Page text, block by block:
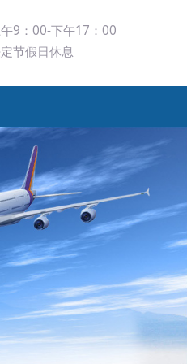
9：00-下午17：00
节假日休息